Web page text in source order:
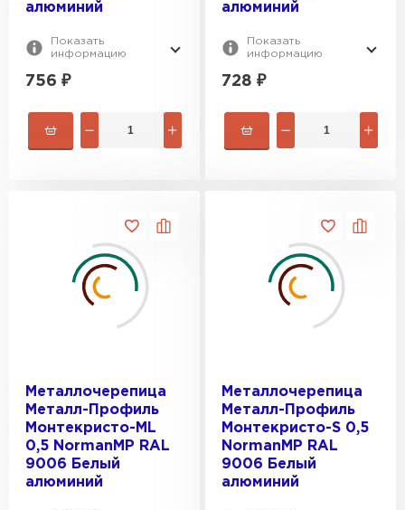
алюминий
Показать
информацию
756 ₽
алюминий
Показать
информацию
728 ₽
Металлочерепица
Металл-Профиль
Монтекристо-ML
0,5 NormanMP RAL
9006 Белый
алюминий
Металлочерепица
Металл-Профиль
Монтекристо-S 0,5
NormanMP RAL
9006 Белый
алюминий